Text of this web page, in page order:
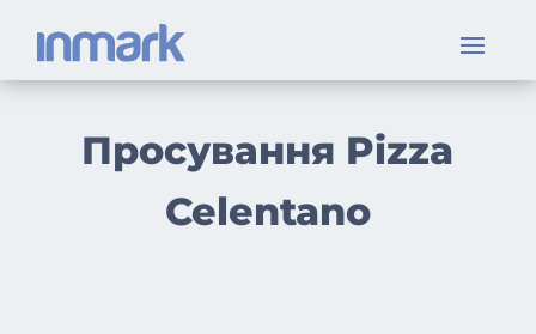
Просування Pizza
Celentano